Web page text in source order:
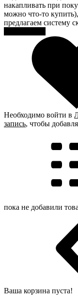
накапливать при
можно что-то
предлагаем систему
Необходимо войти в
запись, чтобы
пока не добавили
Ваша корзина пуста!